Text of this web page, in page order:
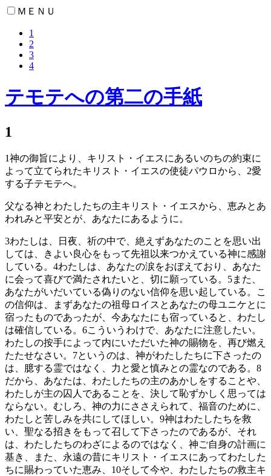
ＭＥＮＵ
1
2
3
4
テモテへの第二の手紙
1
1神の御旨により、キリスト・イエスにあるいのちの約束に
よって立てられたキリスト・イエスの使徒パウロから、 2愛
する子テモテへ。
父なる神とわたしたちの主キリスト・イエスから、恵みとあ
われみと平安とが、あなたにあるように。
3わたしは、日夜、祈の中で、絶えずあなたのことを思い出
しては、きよい良心をもって先祖以来つかえている神に感謝
している。 4わたしは、あなたの涙をおぼえており、あなた
に会って喜びで満たされたいと、切に願っている。 5また、
あなたがいだいている偽りのない信仰を思い起している。こ
の信仰は、まずあなたの祖母ロイスとあなたの母ユニケとに
宿ったものであったが、今あなたにも宿っていると、わたし
は確信している。 6こういうわけで、あなたに注意したい。
わたしの按手によって内にいただいた神の賜物を、再び燃え
たたせなさい。 7というのは、神がわたしたちに下さったの
は、臆する霊ではなく、力と愛と慎みとの霊なのである。 8
だから、あなたは、わたしたちの主のあかしをすることや、
わたしが主の囚人であることを、決して恥ずかしく思っては
ならない。むしろ、神の力にささえられて、福音のために、
わたしと苦しみを共にしてほしい。 9神はわたしたちを救
い、聖なる招きをもって召して下さったのであるが、それ
は、わたしたちのわざによるのではなく、神ご自身の計画に
基き、また、永遠の昔にキリスト・イエスにあってわたした
ちに賜わっていた恵み、 10そして今や、わたしたちの救主キ